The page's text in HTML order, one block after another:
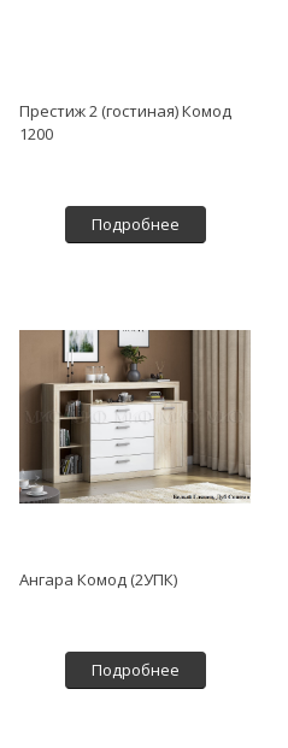
Престиж 2 (гостиная) Комод
1200
Подробнее
Ангара Комод (2УПК)
Подробнее